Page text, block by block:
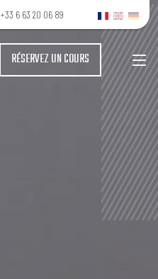
+33 6 63 20 06 89
RÉSERVEZ UN COURS